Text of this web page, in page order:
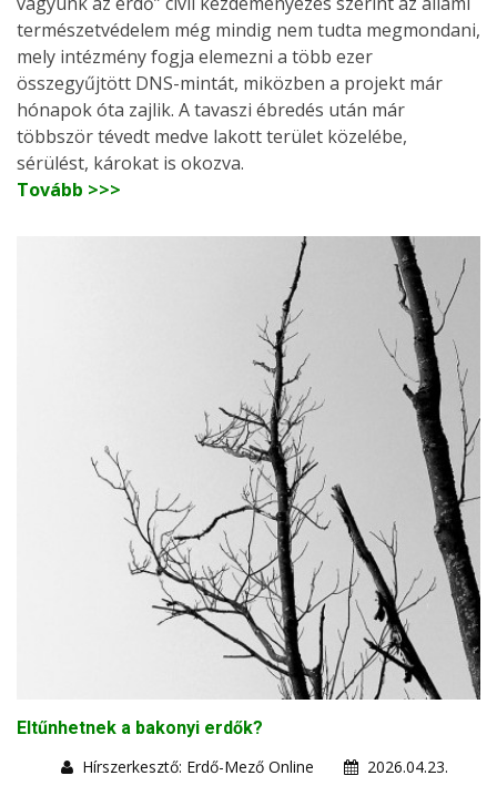
természetvédelem még mindig nem tudta megmondani,
mely intézmény fogja elemezni a több ezer
összegyűjtött DNS-mintát, miközben a projekt már
hónapok óta zajlik. A tavaszi ébredés után már
többször tévedt medve lakott terület közelébe,
sérülést, károkat is okozva.
Tovább >>>
Eltűnhetnek a bakonyi erdők?
Hírszerkesztő: Erdő-Mező Online
2026.04.23.